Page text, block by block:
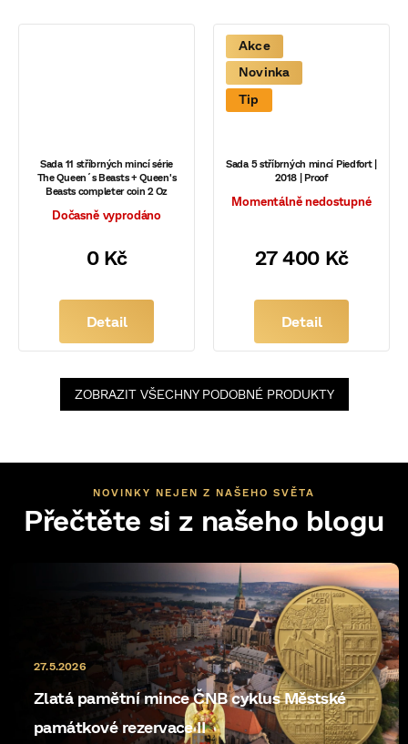
Sada 11 stříbrných mincí série
The Queen´s Beasts + Queen's
Beasts completer coin 2 Oz
Dočasně vyprodáno
0 Kč
Detail
Akce
Novinka
Tip
Sada 5 stříbrných mincí Piedfort |
2018 | Proof
Momentálně nedostupné
27 400 Kč
Detail
ZOBRAZIT VŠECHNY PODOBNÉ PRODUKTY
NOVINKY NEJEN Z NAŠEHO SVĚTA
Přečtěte si z našeho blogu
Zlatá pamětní mince ČNB cyklus Městské
památkové rezervace II
27.5.2026